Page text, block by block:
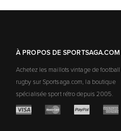
À PROPOS DE SPORTSAGA.COM
Achetez les maillots vintage de
rugby sur Sportsaga.com, la boutique
spécialisée sport rétro depuis 2005.